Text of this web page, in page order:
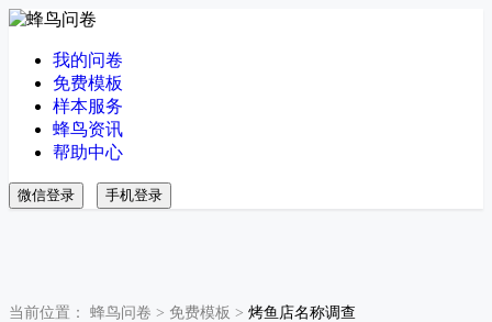
我的问卷
免费模板
样本服务
蜂鸟资讯
帮助中心
微信登录 手机登录
当前位置： 蜂鸟问卷 > 免费模板 > 烤鱼店名称调查